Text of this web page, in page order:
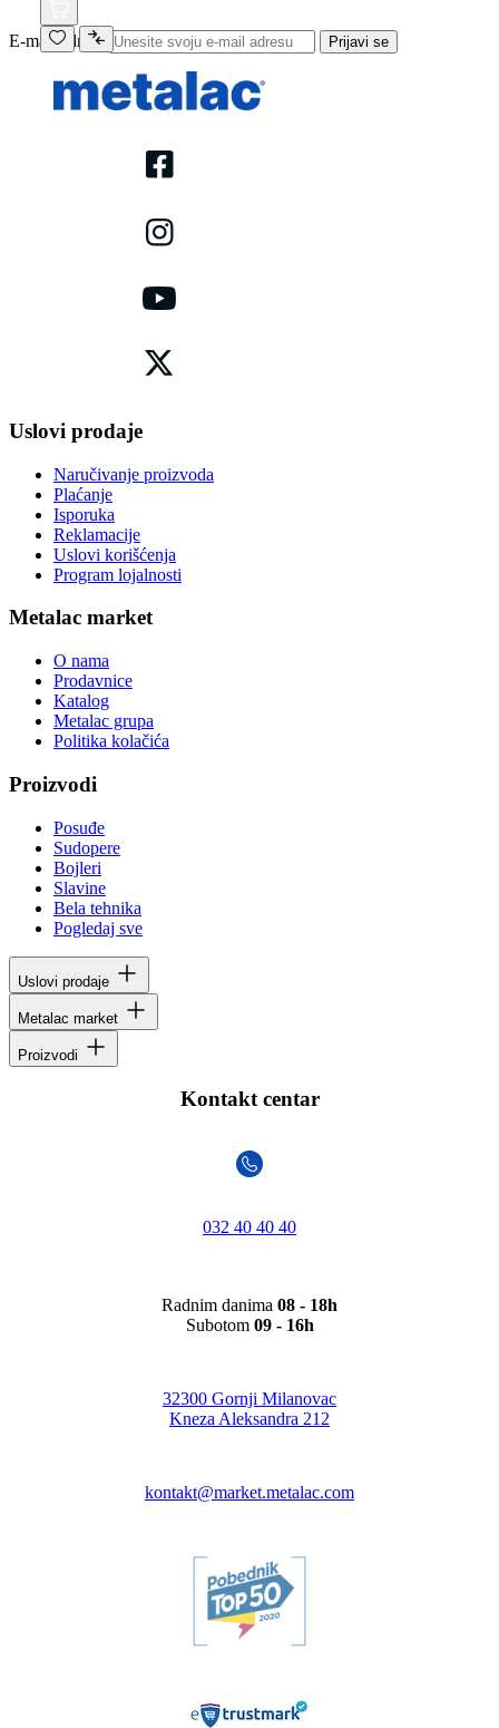
E-mail adresa Prijavi se
Uslovi prodaje
Naručivanje proizvoda
Plaćanje
Isporuka
Reklamacije
Uslovi korišćenja
Program lojalnosti
Metalac market
O nama
Prodavnice
Katalog
Metalac grupa
Politika kolačića
Proizvodi
Posuđe
Sudopere
Bojleri
Slavine
Bela tehnika
Pogledaj sve
Uslovi prodaje
Metalac market
Proizvodi
Kontakt centar
032 40 40 40
Radnim danima 08 - 18h
Subotom 09 - 16h
32300 Gornji Milanovac
Kneza Aleksandra 212
kontakt@market.metalac.com